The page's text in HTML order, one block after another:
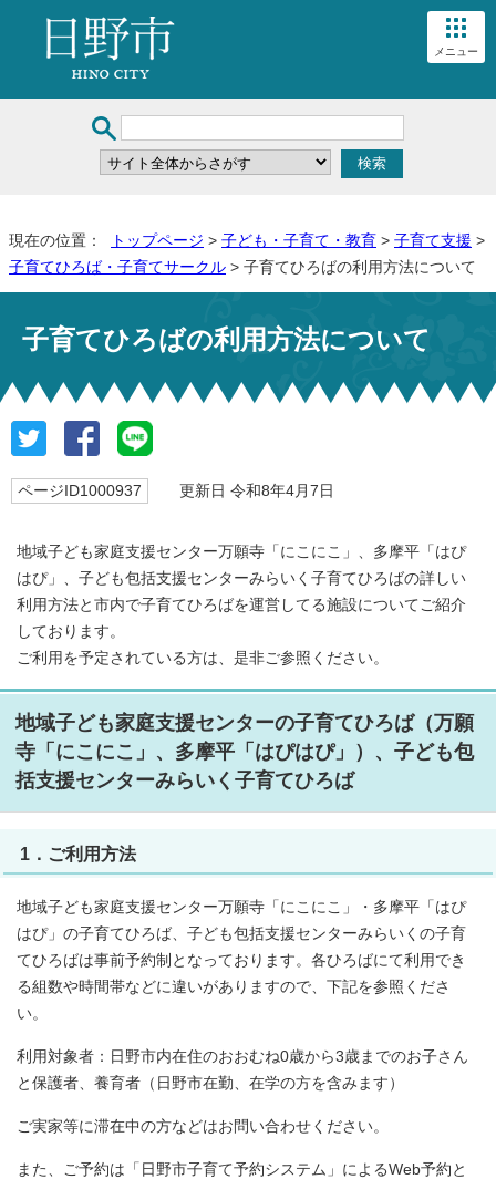
メニュー
現在の位置： トップページ > 子ども・子育て・教育 > 子育て支援 >
子育てひろば・子育てサークル > 子育てひろばの利用方法について
子育てひろばの利用方法について
ページID1000937 更新日 令和8年4月7日
地域子ども家庭支援センター万願寺「にこにこ」、多摩平「はぴ
はぴ」、子ども包括支援センターみらいく子育てひろばの詳しい
利用方法と市内で子育てひろばを運営してる施設についてご紹介
しております。
ご利用を予定されている方は、是非ご参照ください。
地域子ども家庭支援センターの子育てひろば（万願
寺「にこにこ」、多摩平「はぴはぴ」）、子ども包
括支援センターみらいく子育てひろば
1．ご利用方法
地域子ども家庭支援センター万願寺「にこにこ」・多摩平「はぴ
はぴ」の子育てひろば、子ども包括支援センターみらいくの子育
てひろばは事前予約制となっております。各ひろばにて利用でき
る組数や時間帯などに違いがありますので、下記を参照くださ
い。
利用対象者：日野市内在住のおおむね0歳から3歳までのお子さん
と保護者、養育者（日野市在勤、在学の方を含みます）
ご実家等に滞在中の方などはお問い合わせください。
また、ご予約は「日野市子育て予約システム」によるWeb予約と